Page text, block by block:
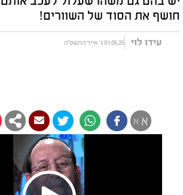
חושף את הסוד של השוורים!
עידו לוי 01.05.25 ג' אייר התשפ"ה
א א